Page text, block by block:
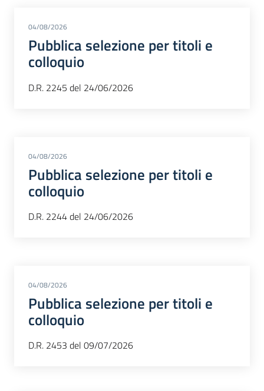
04/08/2026
Pubblica selezione per titoli e
colloquio
D.R. 2245 del 24/06/2026
04/08/2026
Pubblica selezione per titoli e
colloquio
D.R. 2244 del 24/06/2026
04/08/2026
Pubblica selezione per titoli e
colloquio
D.R. 2453 del 09/07/2026